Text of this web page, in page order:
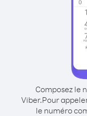
Composez le
Viber.Pour
le numéro